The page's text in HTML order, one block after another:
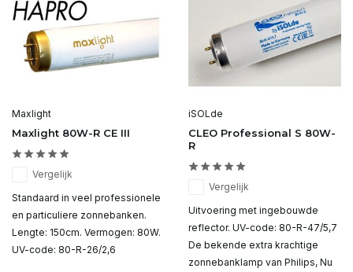
Maxlight
Maxlight 80W-R CE III
Vergelijk
Standaard in veel professionele
en particuliere zonnebanken.
Lengte: 150cm. Vermogen: 80W.
UV-code: 80-R-26/2,6
iSOLde
CLEO Professional S 80W-
R
Vergelijk
Uitvoering met ingebouwde
reflector. UV-code: 80-R-47/5,7
De bekende extra krachtige
zonnebanklamp van Philips, Nu